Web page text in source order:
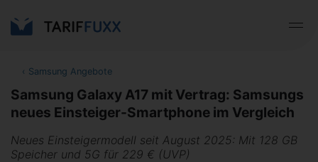
‹ Samsung Angebote
Samsung Galaxy A17 mit Vertrag: Samsungs
neues Einsteiger-Smartphone im Vergleich
Neues Einsteigermodell seit August 2025: Mit 128 GB
Speicher und 5G für 229 € (UVP)